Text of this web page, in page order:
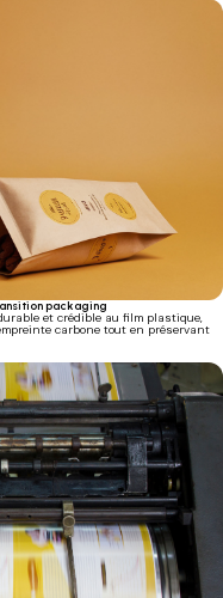
packaging
et crédible au film plastique,
carbone tout en préservant